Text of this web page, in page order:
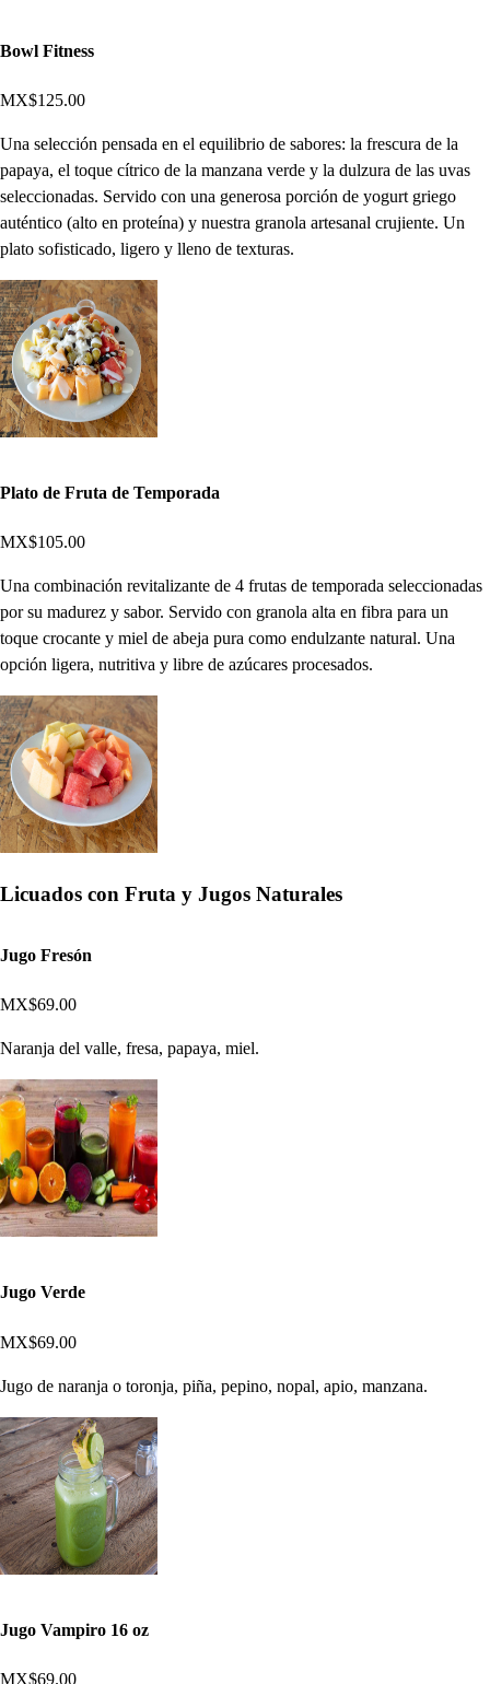
Bowl Fitness
MX$125.00
Una selección pensada en el equilibrio de sabores: la frescura de la
papaya, el toque cítrico de la manzana verde y la dulzura de las uvas
seleccionadas. Servido con una generosa porción de yogurt griego
auténtico (alto en proteína) y nuestra granola artesanal crujiente. Un
plato sofisticado, ligero y lleno de texturas.
Plato de Fruta de Temporada
MX$105.00
Una combinación revitalizante de 4 frutas de temporada seleccionadas
por su madurez y sabor. Servido con granola alta en fibra para un
toque crocante y miel de abeja pura como endulzante natural. Una
opción ligera, nutritiva y libre de azúcares procesados.
Licuados con Fruta y Jugos Naturales
Jugo Fresón
MX$69.00
Naranja del valle, fresa, papaya, miel.
Jugo Verde
MX$69.00
Jugo de naranja o toronja, piña, pepino, nopal, apio, manzana.
Jugo Vampiro 16 oz
MX$69.00